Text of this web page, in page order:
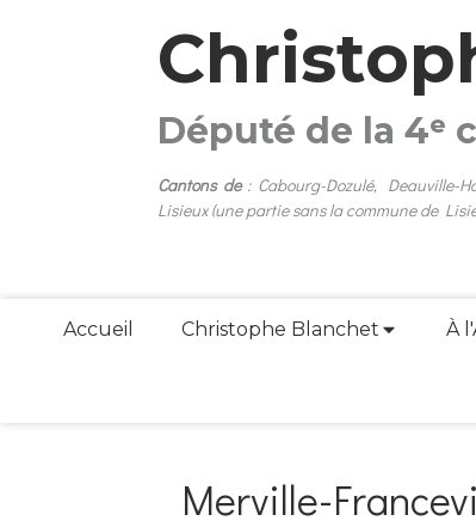
Député de la 4ᵉ
Cantons de : Cabourg-Dozulé, Deauville-
Lisieux (une partie sans la commune de
Accueil Christophe Blanchet À
Merville-